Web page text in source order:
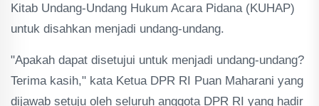
Kitab Undang-Undang Hukum Acara Pidana (KUHAP)
untuk disahkan menjadi undang-undang.
"Apakah dapat disetujui untuk menjadi undang-undang?
Terima kasih," kata Ketua DPR RI Puan Maharani yang
dijawab setuju oleh seluruh anggota DPR RI yang hadir